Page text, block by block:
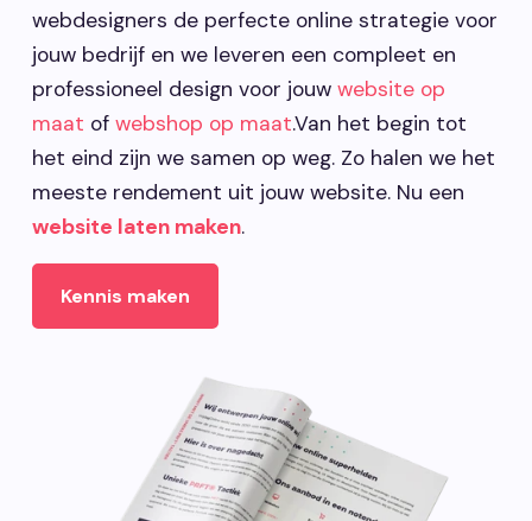
webdesigners de perfecte online strategie voor
jouw bedrijf en we leveren een compleet en
professioneel design voor jouw website op
maat of webshop op maat.Van het begin tot
het eind zijn we samen op weg. Zo halen we het
meeste rendement uit jouw website. Nu een
website laten maken.
Kennis maken